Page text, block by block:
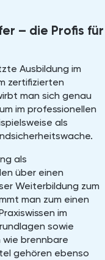
– die Profis für
Ausbildung im
zertifizierten
man sich genau
im professionellen
als
als
über einen
Weiterbildung zum
man zum einen
im
sowie
brennbare
gehören ebenso